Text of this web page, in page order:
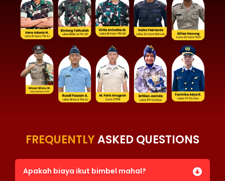
FREQUENTLYASKED QUESTIONS
Apakah biaya ikut bimbel mahal?